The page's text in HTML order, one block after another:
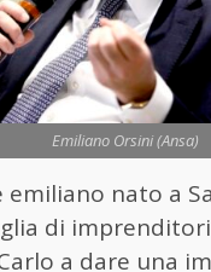
Emiliano Orsini (Ansa)
nato a
di
a dare una